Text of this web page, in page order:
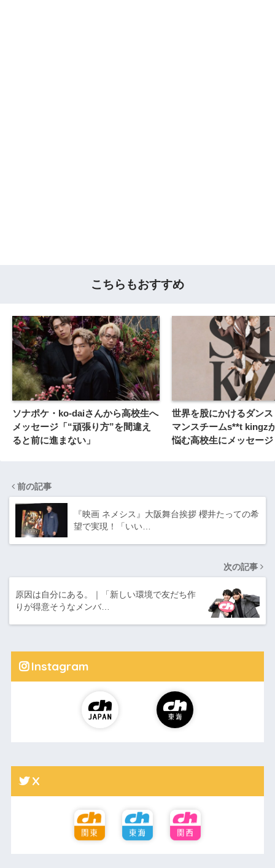
こちらもおすすめ
ソナポケ・ko-daiさんから高校生へ
メッセージ「“頑張り方”を間違え
ると前に進まない」
世界を股にかけるダン
マンスチームs**t kingz
悩む高校生にメッセージ
前の記事
『映画 ネメシス』大阪舞台挨拶 櫻井たっての希
望で実現！「いい…
次の記事
原因は自分にある。｜「新しい環境で友だち作
りが得意そうなメンバ…
Instagram
X